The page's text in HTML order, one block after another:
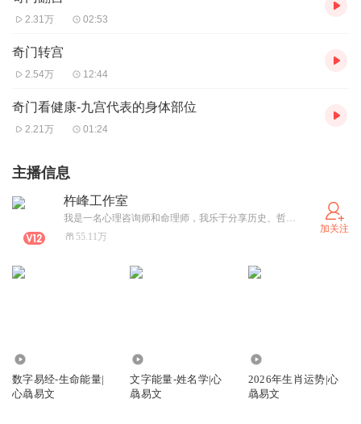
2.31万 02:53
奇门转宫
2.54万 12:44
奇门看健康-九宫代表的身体部位
2.21万 01:24
主播信息
杵峰工作室
我是一名心理咨询师和命理师，我乐于分享历史、哲学、心理、培训、优秀文学等方面的作品！
55.11万
加关注
数字易经-生命能量|
心骉易文
文字能量-姓名学|心
骉易文
2026年生肖运势|心
骉易文